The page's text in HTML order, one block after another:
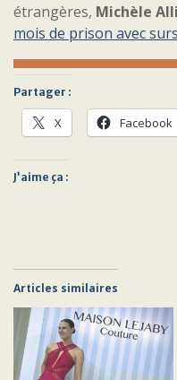
étrangères, Michèle
mois de prison avec
Partager :
X Facebook
J’aime ça :
Articles similaires